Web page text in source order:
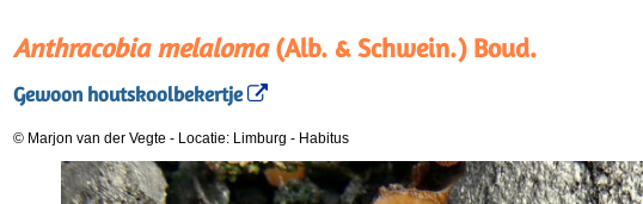
Anthracobia melaloma(Alb. & Schwein.) Boud.
Gewoon houtskoolbekertje
© Marjon van der Vegte - Locatie: Limburg - Habitus